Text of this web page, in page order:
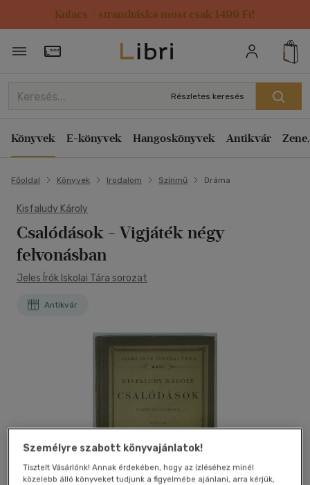
Kulacs / strandtáska most csak 1499 Ft!
Törzsvásárlói Kártya adatai
Részletes keresés
Könyvek E-könyvek Hangoskönyvek Antikvár
Főoldal Könyvek Irodalom Színmű Dráma
Kisfaludy Károly
Csalódások - Vigjáték négy
felvonásban
Jeles Írók Iskolai Tára sorozat
Antikvár
Személyre szabott könyvajánlatok!
Tisztelt Vásárlónk! Annak érdekében, hogy az ízléséhez minél
közelebb álló könyveket tudjunk a figyelmébe ajánlani, arra kérjük,